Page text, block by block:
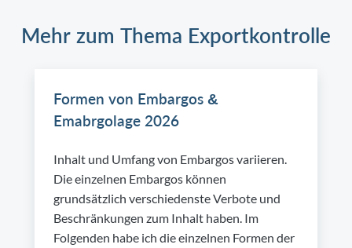
Mehr zum Thema Exportkontrolle
Formen von Embargos &
Emabrgolage 2026
Inhalt und Umfang von Embargos variieren.
Die einzelnen Embargos können
grundsätzlich verschiedenste Verbote und
Beschränkungen zum Inhalt haben. Im
Folgenden habe ich die einzelnen Formen der